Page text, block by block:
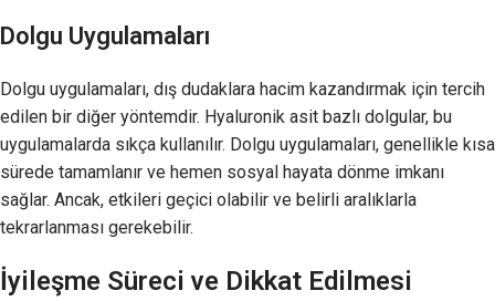
Dolgu Uygulamaları
Dolgu uygulamaları, dış dudaklara hacim kazandırmak için tercih
edilen bir diğer yöntemdir. Hyaluronik asit bazlı dolgular, bu
uygulamalarda sıkça kullanılır. Dolgu uygulamaları, genellikle kısa
sürede tamamlanır ve hemen sosyal hayata dönme imkanı
sağlar. Ancak, etkileri geçici olabilir ve belirli aralıklarla
tekrarlanması gerekebilir.
İyileşme Süreci ve Dikkat Edilmesi